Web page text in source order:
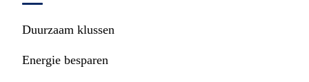
Duurzaam klussen
Energie besparen